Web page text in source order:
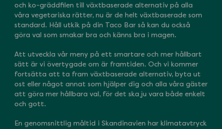
och ko-gräddfilen till växtbaserade alternativ på alla
våra vegetariska rätter, nu är de helt växtbaserade som
standard. Håll utkik på din Taco Bar så kan du också
göra val som smakar bra och känns bra i magen.
Att utveckla vår meny på ett smartare och mer hållbart
sätt är vi övertygade om är framtiden. Och vi kommer
fortsätta att ta fram växtbaserade alternativ, byta ut
ost eller något annat som hjälper dig och alla våra gäster
att göra mer hållbara val, för det ska ju vara både enkelt
och gott.
En genomsnittlig måltid i Skandinavien har klimatavtryck